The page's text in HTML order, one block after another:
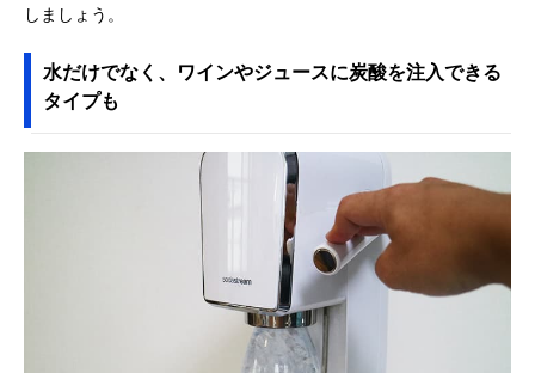
しましょう。
水だけでなく、ワインやジュースに炭酸を注入できる
タイプも